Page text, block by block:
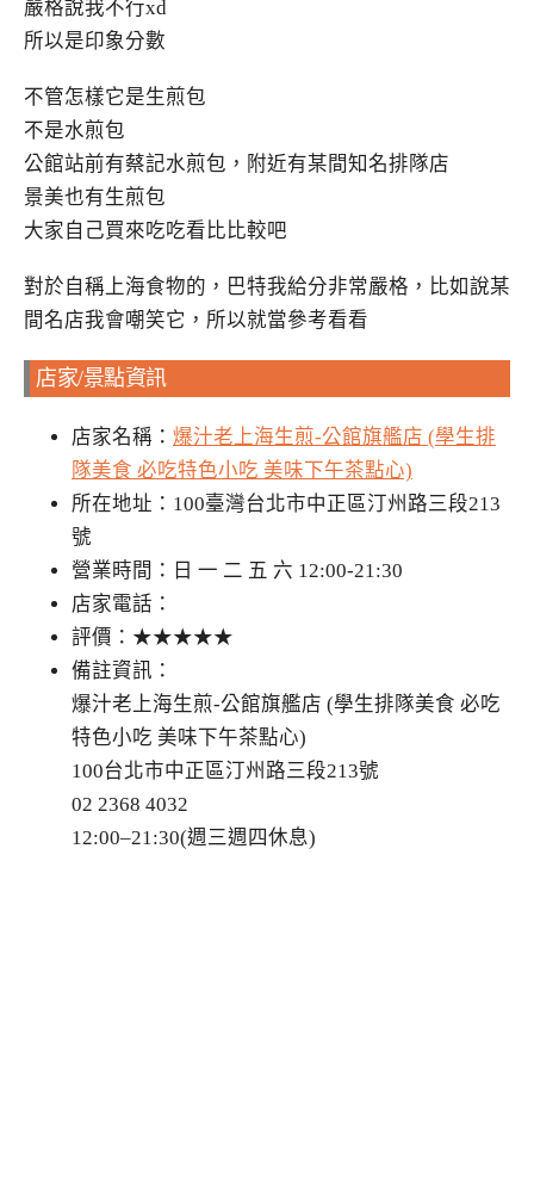
嚴格說我不行xd
所以是印象分數
不管怎樣它是生煎包
不是水煎包
公館站前有蔡記水煎包，附近有某間知名排隊店
景美也有生煎包
大家自己買來吃吃看比比較吧
對於自稱上海食物的，巴特我給分非常嚴格，比如說某
間名店我會嘲笑它，所以就當參考看看
店家/景點資訊
店家名稱： 爆汁老上海生煎-公館旗艦店 (學生排
隊美食 必吃特色小吃 美味下午茶點心)
所在地址：100臺灣台北市中正區汀州路三段213
號
營業時間：日 一 二 五 六 12:00-21:30
店家電話：
評價：★★★★★
備註資訊：
爆汁老上海生煎-公館旗艦店 (學生排隊美食 必吃
特色小吃 美味下午茶點心)
100台北市中正區汀州路三段213號
02 2368 4032
12:00–21:30(週三週四休息)